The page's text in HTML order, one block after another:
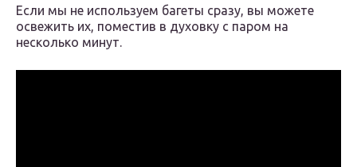
Если мы не используем багеты сразу, вы можете
освежить их, поместив в духовку с паром на
несколько минут.